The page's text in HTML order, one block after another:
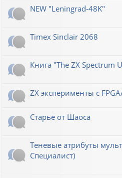
NEW "Leningrad-48K"
Timex Sinclair 2068
Книга "The ZX Spectrum
ZX эксперименты с
Старьё от Шаоса
Теневые атрибуты
Специалист)